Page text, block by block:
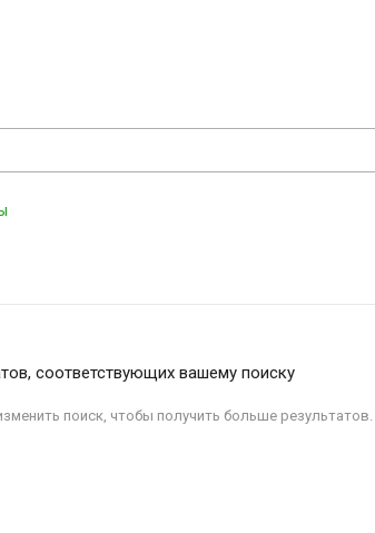
соответствующих вашему поиску
поиск, чтобы получить больше результатов.